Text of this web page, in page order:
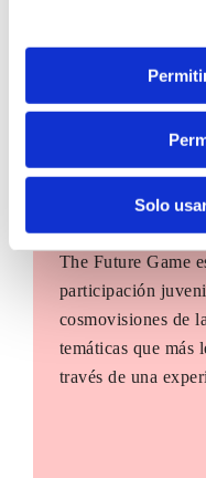
Solo
The Future
The Future Game
participación
cosmovisiones de
temáticas que más
través de una